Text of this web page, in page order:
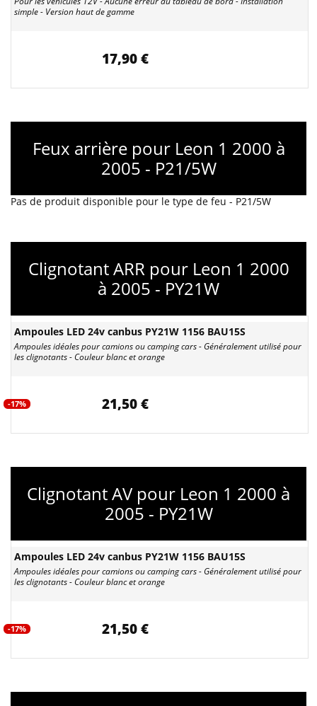
simple - Version haut de gamme
17,90 €
Feux arrière pour Leon 1 2000 à
2005 - P21/5W
Pas de produit disponible pour le type de feu - P21/5W
Clignotant ARR pour Leon 1 2000
à 2005 - PY21W
Ampoules LED 24v canbus PY21W 1156 BAU15S
Ampoules idéales pour camions ou camping cars - Généralement utilisé pour
les clignotants - Couleur blanc et orange
-17% 21,50 €
Clignotant AV pour Leon 1 2000 à
2005 - PY21W
Ampoules LED 24v canbus PY21W 1156 BAU15S
Ampoules idéales pour camions ou camping cars - Généralement utilisé pour
les clignotants - Couleur blanc et orange
-17% 21,50 €